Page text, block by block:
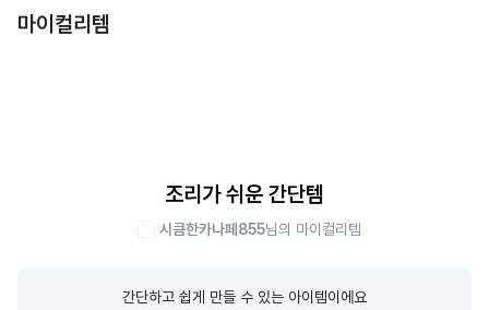
마이컬리템
조리가 쉬운 간단템
시큼한카나페855님의 마이컬리템
간단하고 쉽게 만들 수 있는 아이템이에요